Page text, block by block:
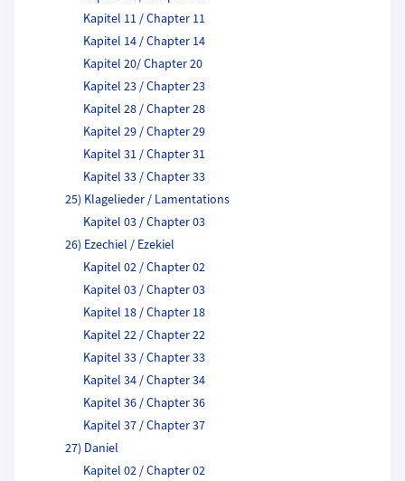
Kapitel 11 / Chapter 11
Kapitel 14 / Chapter 14
Kapitel 20/ Chapter 20
Kapitel 23 / Chapter 23
Kapitel 28 / Chapter 28
Kapitel 29 / Chapter 29
Kapitel 31 / Chapter 31
Kapitel 33 / Chapter 33
25) Klagelieder / Lamentations
Kapitel 03 / Chapter 03
26) Ezechiel / Ezekiel
Kapitel 02 / Chapter 02
Kapitel 03 / Chapter 03
Kapitel 18 / Chapter 18
Kapitel 22 / Chapter 22
Kapitel 33 / Chapter 33
Kapitel 34 / Chapter 34
Kapitel 36 / Chapter 36
Kapitel 37 / Chapter 37
27) Daniel
Kapitel 02 / Chapter 02